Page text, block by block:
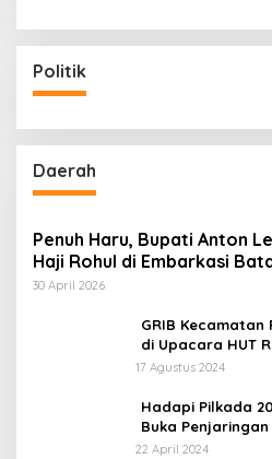
Politik
Daerah
Penuh Haru, Bupati Anton
Haji Rohul di Embarkasi
30 April 2026
GRIB Kecamatan
di Upacara HUT
Rokan Hulu!
17 Agustus 2024
Hadapi Pilkada
Buka
22 April 2024